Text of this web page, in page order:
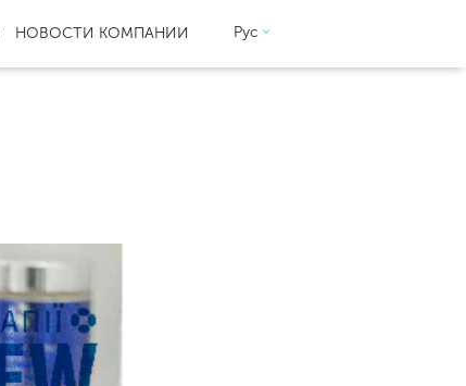
НОВОСТИ КОМПАНИИ Рус